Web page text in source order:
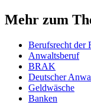
Mehr zum
Berufsrecht der
Anwaltsberuf
BRAK
Deutscher
Geldwäsche
Banken